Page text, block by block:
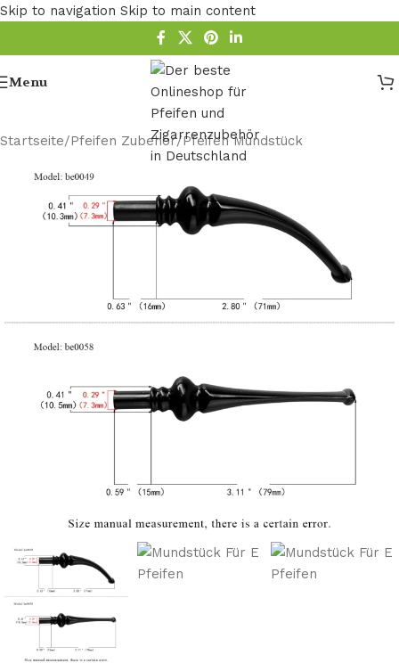
Skip to navigation Skip to main content
Menu
Startseite/Pfeifen Zubehör/Pfeifen Mundstück